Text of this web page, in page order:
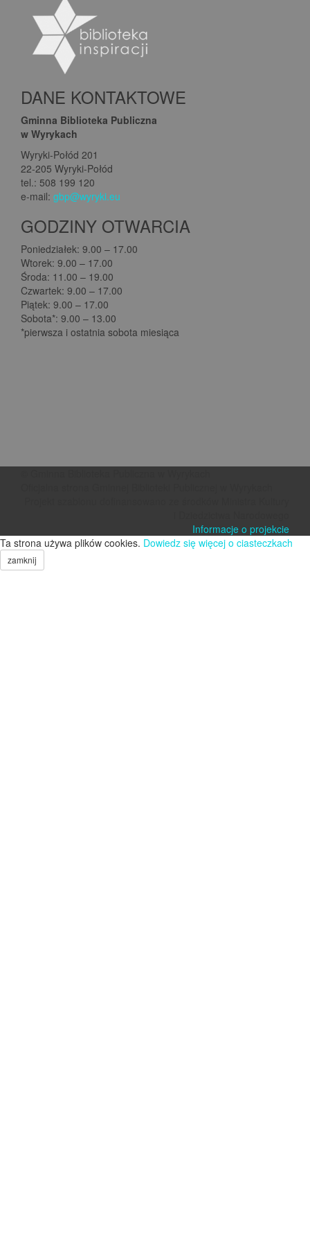
DANE KONTAKTOWE
Gminna Biblioteka Publiczna
w Wyrykach
Wyryki-Połód 201
22-205 Wyryki-Połód
tel.: 508 199 120
e-mail: gbp@wyryki.eu
GODZINY OTWARCIA
Poniedziałek: 9.00 – 17.00
Wtorek: 9.00 – 17.00
Środa: 11.00 – 19.00
Czwartek: 9.00 – 17.00
Piątek: 9.00 – 17.00
Sobota*: 9.00 – 13.00
*pierwsza i ostatnia sobota miesiąca
Informacje o projekcie
Ta strona używa plików cookies. Dowiedz się więcej o ciasteczkach
zamknij